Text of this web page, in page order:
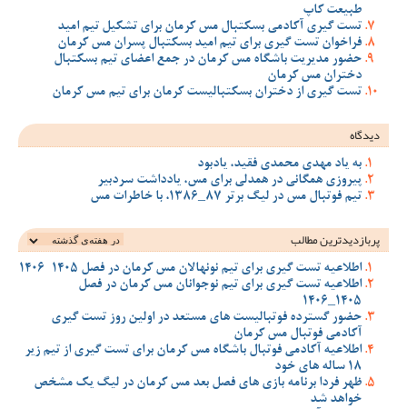
طبیعت کاپ
تست گیری آکادمی بسکتبال مس کرمان برای تشکیل تیم امید
فراخوان تست گیری برای تیم امید بسکتبال پسران مس کرمان
حضور مدیریت باشگاه مس کرمان در جمع اعضای تیم بسکتبال
دختران مس کرمان
تست گیری از دختران بسکتبالیست کرمان برای تیم مس کرمان
دیدگاه
به یاد مهدی محمدی فقید، یادبود
پیروزی همگانی در همدلی برای مس، یادداشت سردبیر
تیم فوتبال مس در لیگ برتر 87_1386، با خاطرات مس
پربازدیدترین‌ مطالب
اطلاعیه تست گیری برای تیم نونهالان مس کرمان در فصل 1405-1406
اطلاعیه تست گیری برای تیم نوجوانان مس کرمان در فصل
1405_1406
حضور گسترده فوتبالیست های مستعد در اولین روز تست گیری
آکادمی فوتبال مس کرمان
اطلاعیه آکادمی فوتبال باشگاه مس کرمان برای تست گیری از تیم زیر
18 ساله های خود
ظهر فردا برنامه بازی های فصل بعد مس کرمان در لیگ یک مشخص
خواهد شد